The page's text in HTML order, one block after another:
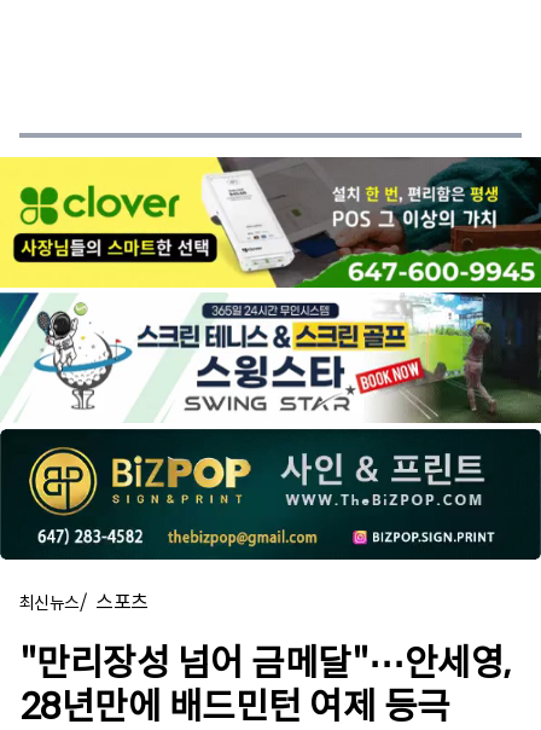
최신뉴스/ 스포츠
"만리장성 넘어 금메달"⋯안세영,
28년만에 배드민턴 여제 등극